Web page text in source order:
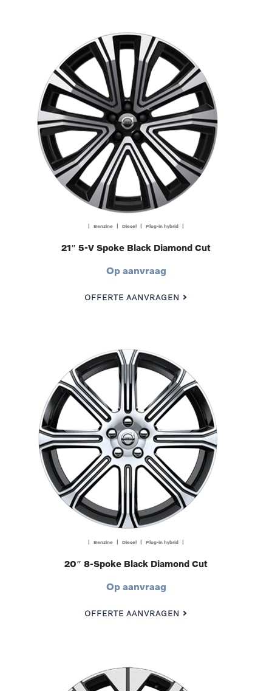
| Benzine | Diesel | Plug-in hybrid |
21″ 5-V Spoke Black Diamond Cut
Op aanvraag
OFFERTE AANVRAGEN
| Benzine | Diesel | Plug-in hybrid |
20″ 8-Spoke Black Diamond Cut
Op aanvraag
OFFERTE AANVRAGEN